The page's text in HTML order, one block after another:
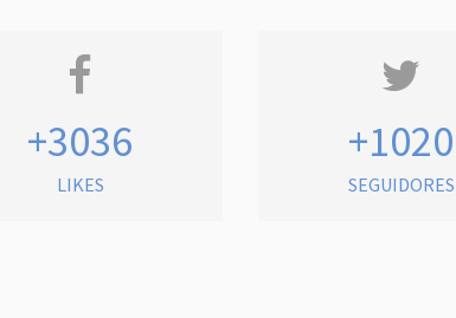
+3036
LIKES
+1020
SEGUIDORES